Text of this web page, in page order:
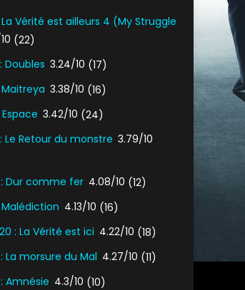
: La Vérité est ailleurs 4 (My Struggle
(22)
Doubles 3.24/10 (17)
Maitreya 3.38/10 (16)
Espace 3.42/10 (24)
: Le Retour du monstre 3.79/10
Dur comme fer 4.08/10 (12)
Malédiction 4.13/10 (16)
: La Vérité est ici 4.22/10 (18)
La morsure du Mal 4.27/10 (11)
Amnésie 4.3/10 (10)